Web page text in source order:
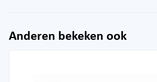
Anderen bekeken ook